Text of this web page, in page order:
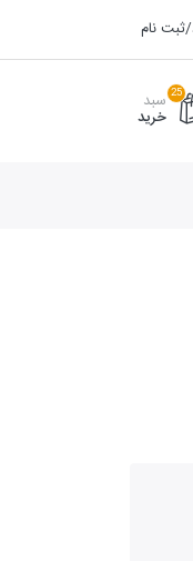
ثبت نام
25 سبد
خرید